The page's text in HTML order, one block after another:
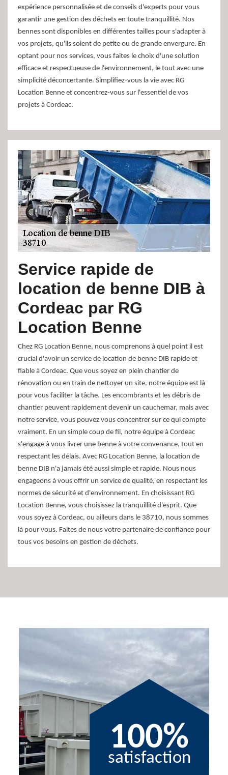
expérience personnalisée et de conseils d'experts pour vous
garantir une gestion des déchets en toute tranquillité. Nos
bennes sont disponibles en différentes tailles pour s'adapter à
vos projets, qu'ils soient de petite ou de grande envergure. En
optant pour nos services, vous faites le choix d'une solution
efficace et respectueuse de l'environnement, le tout avec une
simplicité déconcertante. Simplifiez-vous la vie avec RG
Location Benne et concentrez-vous sur l'essentiel de vos
projets à Cordeac.
Service rapide de
location de benne DIB à
Cordeac par RG
Location Benne
Chez RG Location Benne, nous comprenons à quel point il est
crucial d'avoir un service de location de benne DIB rapide et
fiable à Cordeac. Que vous soyez en plein chantier de
rénovation ou en train de nettoyer un site, notre équipe est là
pour vous faciliter la tâche. Les encombrants et les débris de
chantier peuvent rapidement devenir un cauchemar, mais avec
notre service, vous pouvez vous concentrer sur ce qui compte
vraiment. En un simple coup de fil, notre équipe à Cordeac
s'engage à vous livrer une benne à votre convenance, tout en
respectant les délais. Avec RG Location Benne, la location de
benne DIB n'a jamais été aussi simple et rapide. Nous nous
engageons à vous offrir un service de qualité, en respectant les
normes de sécurité et d'environnement. En choisissant RG
Location Benne, vous choisissez la tranquillité d'esprit. Que
vous soyez à Cordeac, ou ailleurs dans le 38710, nous sommes
là pour vous. Faites de nous votre partenaire de confiance pour
tous vos besoins en gestion de déchets.
100%
satisfaction